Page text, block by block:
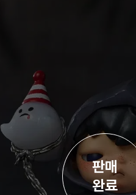
판매
완료